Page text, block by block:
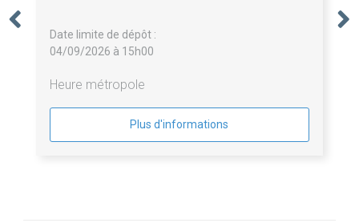
Date limite de dépôt :
04/09/2026 à 15h00
Heure métropole
Plus d'informations